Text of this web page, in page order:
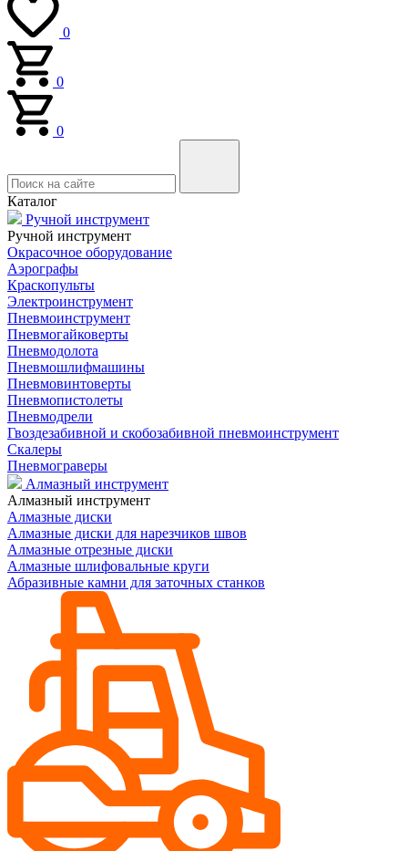
0
0
0
Каталог
Ручной инструмент
Ручной инструмент
Окрасочное оборудование
Аэрографы
Краскопульты
Электроинструмент
Пневмоинструмент
Пневмогайковерты
Пневмодолота
Пневмошлифмашины
Пневмовинтоверты
Пневмопистолеты
Пневмодрели
Гвоздезабивной и скобозабивной пневмоинструмент
Скалеры
Пневмограверы
Алмазный инструмент
Алмазный инструмент
Алмазные диски
Алмазные диски для нарезчиков швов
Алмазные отрезные диски
Алмазные шлифовальные круги
Абразивные камни для заточных станков